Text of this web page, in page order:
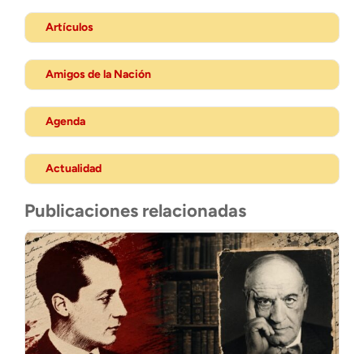
Artículos
Amigos de la Nación
Agenda
Actualidad
Publicaciones relacionadas